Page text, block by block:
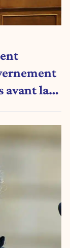
avant la